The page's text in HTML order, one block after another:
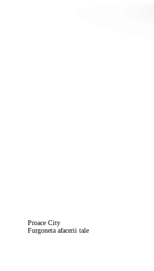
Proace City
Furgoneta afacerii tale